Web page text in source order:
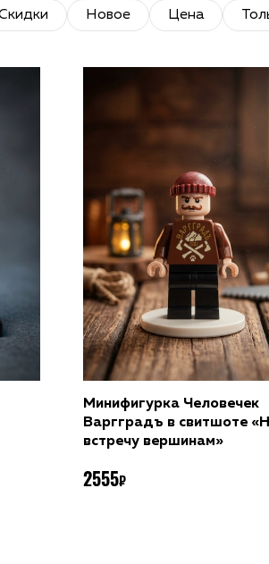
Новое Цена
Добавить в корзину
Минифигурка Человечек
Варгградъ в свитшоте
встречу вершинам»
2555